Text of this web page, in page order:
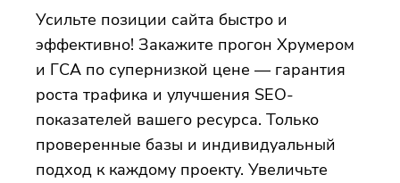
Усильте позиции сайта быстро и
эффективно! Закажите прогон Хрумером
и ГСА по супернизкой цене — гарантия
роста трафика и улучшения SEO-
показателей вашего ресурса. Только
проверенные базы и индивидуальный
подход к каждому проекту. Увеличьте